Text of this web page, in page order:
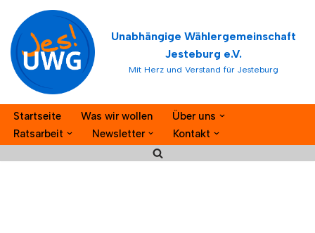
Zum
Inhalt
springen
Unabhängige Wählergemeinschaft
Jesteburg e.V.
Mit Herz und Verstand für Jesteburg
Startseite Was wir wollen
Über uns
Ratsarbeit
Newsletter Kontakt